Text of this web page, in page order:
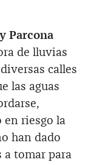
Parcona
de lluvias
calles
las aguas
en riesgo la
han dado
a tomar para